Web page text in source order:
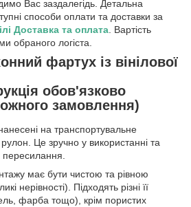
Вас заздалегідь. Детальна
способи оплати та доставки за
Доставка та оплата . Вартість
обраного логіста.
фартух із вінілової
обов'язково
замовлення)
на транспортувальне
рулон. Це зручно у використанні та
пересилання.
має бути чистою та рівною
нерівності). Підходять різні її
фарба тощо), крім пористих